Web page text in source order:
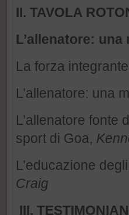
II. TAVOLA
L’allenatore:
La forza
L’allenatore: una
L’allenatore fonte
sport di Goa,
L’educazione
Craig
III.